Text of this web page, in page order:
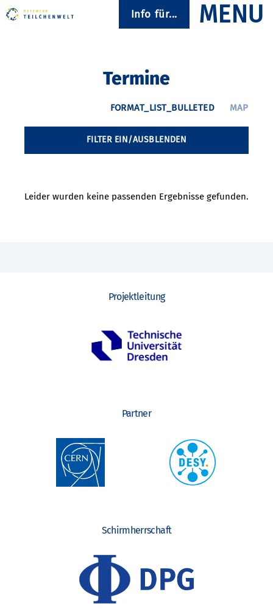
Info für...
Termine
FILTER EIN/AUSBLENDEN
Leider wurden keine passenden Ergebnisse gefunden.
Projektleitung
Partner
Schirmherrschaft